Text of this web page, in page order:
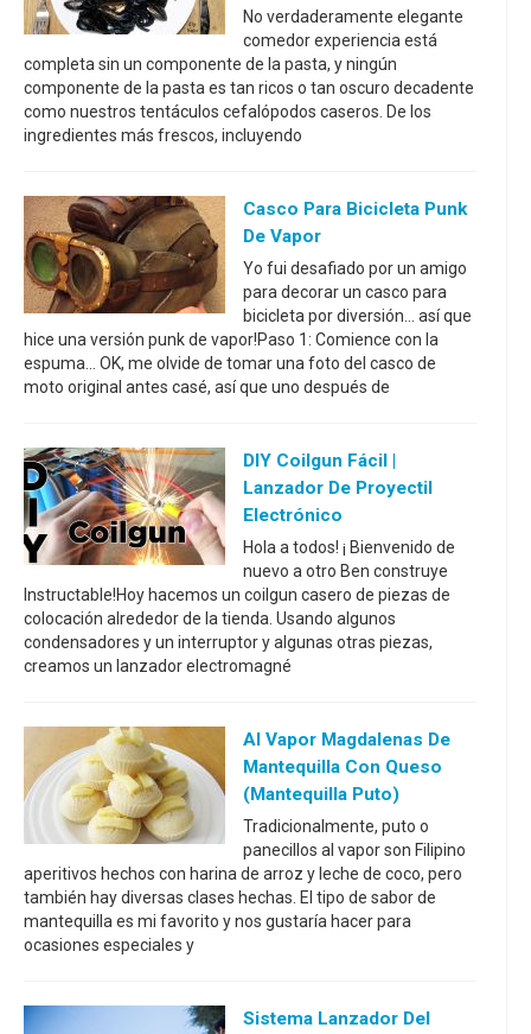
No verdaderamente elegante
comedor experiencia está
completa sin un componente de la pasta, y ningún
componente de la pasta es tan ricos o tan oscuro decadente
como nuestros tentáculos cefalópodos caseros. De los
ingredientes más frescos, incluyendo
Casco Para Bicicleta Punk
De Vapor
Yo fui desafiado por un amigo
para decorar un casco para
bicicleta por diversión... así que
hice una versión punk de vapor!Paso 1: Comience con la
espuma... OK, me olvide de tomar una foto del casco de
moto original antes casé, así que uno después de
DIY Coilgun Fácil |
Lanzador De Proyectil
Electrónico
Hola a todos! ¡ Bienvenido de
nuevo a otro Ben construye
Instructable!Hoy hacemos un coilgun casero de piezas de
colocación alrededor de la tienda. Usando algunos
condensadores y un interruptor y algunas otras piezas,
creamos un lanzador electromagné
Al Vapor Magdalenas De
Mantequilla Con Queso
(mantequilla Puto)
Tradicionalmente, puto o
panecillos al vapor son Filipino
aperitivos hechos con harina de arroz y leche de coco, pero
también hay diversas clases hechas. El tipo de sabor de
mantequilla es mi favorito y nos gustaría hacer para
ocasiones especiales y
Sistema Lanzador Del